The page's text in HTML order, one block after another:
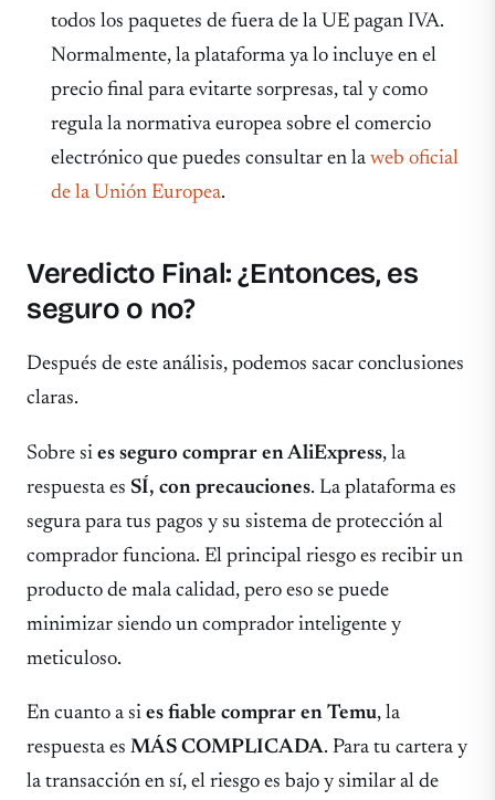
todos los paquetes de fuera de la UE pagan IVA.
Normalmente, la plataforma ya lo incluye en el
precio final para evitarte sorpresas, tal y como
regula la normativa europea sobre el comercio
electrónico que puedes consultar en laweb oficial
de la Unión Europea.
Veredicto Final: ¿Entonces, es
seguro o no?
Después de este análisis, podemos sacar conclusiones
claras.
Sobre si es seguro comprar en AliExpress, la
respuesta es SÍ, con precauciones. La plataforma es
segura para tus pagos y su sistema de protección al
comprador funciona. El principal riesgo es recibir un
producto de mala calidad, pero eso se puede
minimizar siendo un comprador inteligente y
meticuloso.
En cuanto a si es fiable comprar en Temu, la
respuesta es MÁS COMPLICADA. Para tu cartera y
la transacción en sí, el riesgo es bajo y similar al de